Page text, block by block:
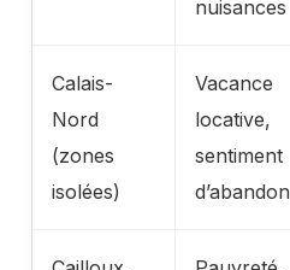
nuisances
Calais-
Nord
(zones
isolées)
Vacance
locative,
sentiment
d’abandon